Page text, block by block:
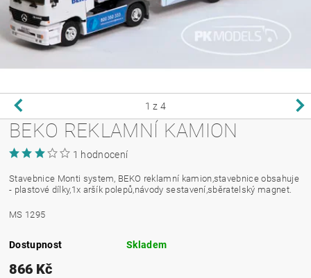
1 z 4
BEKO REKLAMNÍ KAMION
1 hodnocení
Stavebnice Monti system, BEKO reklamní kamion,stavebnice obsahuje
- plastové dílky,1x aršík polepů,návody sestavení,sběratelský magnet.
MS 1295
Dostupnost Skladem
866 Kč